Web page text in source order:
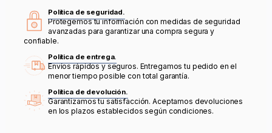
Política de seguridad.
Protegemos tu información con medidas de seguridad
avanzadas para garantizar una compra segura y
confiable.
Política de entrega.
Envíos rápidos y seguros. Entregamos tu pedido en el
menor tiempo posible con total garantía.
Política de devolución.
Garantizamos tu satisfacción. Aceptamos devoluciones
en los plazos establecidos según condiciones.